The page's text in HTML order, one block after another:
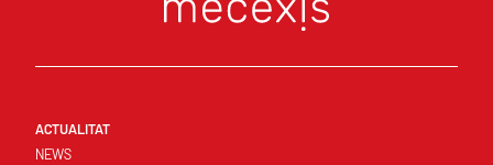
ACTUALITAT
NEWS